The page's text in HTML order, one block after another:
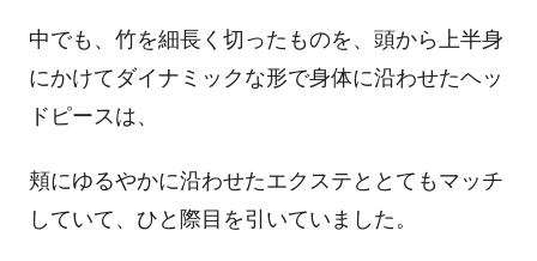
中でも、竹を細長く切ったものを、頭から上半身
にかけてダイナミックな形で身体に沿わせたヘッ
ドピースは、
頬にゆるやかに沿わせたエクステととてもマッチ
していて、ひと際目を引いていました。